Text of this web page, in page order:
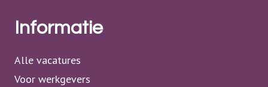
Informatie
Alle vacatures
Voor werkgevers